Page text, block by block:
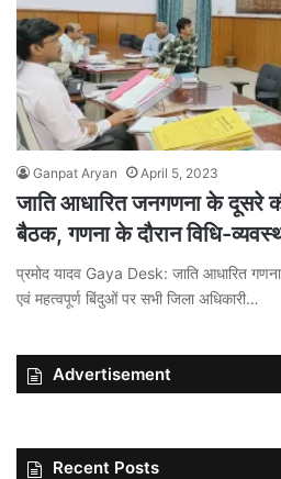
Ganpat Aryan April 5, 2023
जाति आधारित जनगणना के दूसरे
बैठक, गणना के दौरान विधि-
प्रमोद यादव Gaya Desk: जाति आधारित
एवं महत्वपूर्ण बिंदुओं पर सभी जिला अधिकारी…
Advertisement
Recent Posts